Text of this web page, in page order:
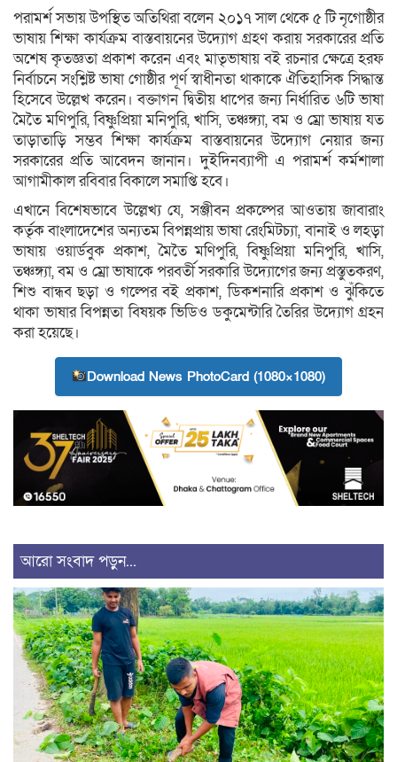
পরামর্শ সভায় উপস্থিত অতিথিরা বলেন ২০১৭ সাল থেকে ৫ টি নৃগোষ্ঠীর
ভাষায় শিক্ষা কার্যক্রম বাস্তবায়নের উদ্যোগ গ্রহণ করায় সরকারের প্রতি
অশেষ কৃতজ্ঞতা প্রকাশ করেন এবং মাতৃভাষায় বই রচনার ক্ষেত্রে হরফ
নির্বাচনে সংশ্লিষ্ট ভাষা গোষ্ঠীর পূর্ণ স্বাধীনতা থাকাকে ঐতিহাসিক সিদ্ধান্ত
হিসেবে উল্লেখ করেন। বক্তাগন দ্বিতীয় ধাপের জন্য নির্ধারিত ৬টি ভাষা
মৈতৈ মণিপুরি, বিষ্ণুপ্রিয়া মনিপুরি, খাসি, তঞ্চঙ্গ্যা, বম ও ম্রো ভাষায় যত
তাড়াতাড়ি সম্ভব শিক্ষা কার্যক্রম বাস্তবায়নের উদ্যোগ নেয়ার জন্য
সরকারের প্রতি আবেদন জানান। দুইদিনব্যাপী এ পরামর্শ কর্মশালা
আগামীকাল রবিবার বিকালে সমাপ্তি হবে।
এখানে বিশেষভাবে উল্লেখ্য যে, সঞ্জীবন প্রকল্পের আওতায় জাবারাং
কর্তৃক বাংলাদেশের অন্যতম বিপন্নপ্রায় ভাষা রেংমিটচ্যা, বানাই ও লহড়া
ভাষায় ওয়ার্ডবুক প্রকাশ, মৈতৈ মণিপুরি, বিষ্ণুপ্রিয়া মনিপুরি, খাসি,
তঞ্চঙ্গ্যা, বম ও ম্রো ভাষাকে পরবর্তী সরকারি উদ্যোগের জন্য প্রস্তুতকরণ,
শিশু বান্ধব ছড়া ও গল্পের বই প্রকাশ, ডিকশনারি প্রকাশ ও ঝুঁকিতে
থাকা ভাষার বিপন্নতা বিষয়ক ভিডিও ডকুমেন্টারি তৈরির উদ্যোগ গ্রহন
করা হয়েছে।
Download News PhotoCard (1080×1080)
আরো সংবাদ পড়ুন...